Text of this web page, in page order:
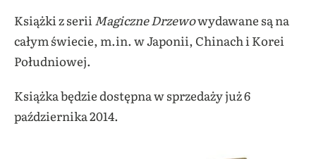
Książki z serii Magiczne Drzewowydawane są na
całym świecie, m.in. w Japonii, Chinach i Korei
Południowej.
Książka będzie dostępna w sprzedaży już 6
października 2014.